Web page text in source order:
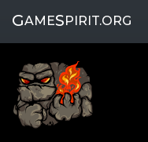
GAMESPIRIT.ORG